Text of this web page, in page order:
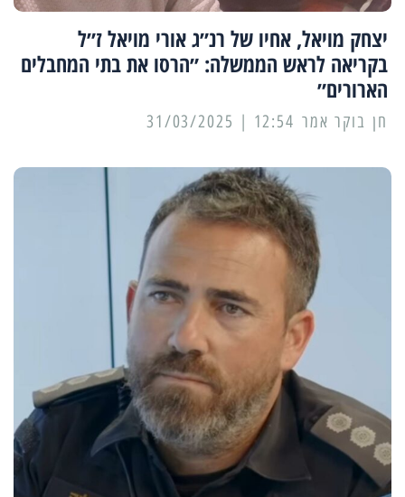
יצחק מויאל, אחיו של רנ״ג אורי מויאל ז״ל
בקריאה לראש הממשלה: ״הרסו את בתי המחבלים
הארורים״
12:54 | 31/03/2025